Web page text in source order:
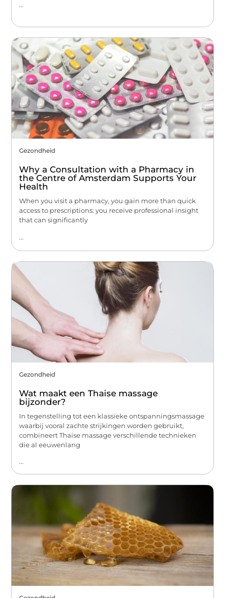
...
Gezondheid
Why a Consultation with a Pharmacy in
the Centre of Amsterdam Supports Your
Health
When you visit a pharmacy, you gain more than quick
access to prescriptions: you receive professional insight
that can significantly
...
Gezondheid
Wat maakt een Thaise massage
bijzonder?
In tegenstelling tot een klassieke ontspanningsmassage
waarbij vooral zachte strijkingen worden gebruikt,
combineert Thaise massage verschillende technieken
die al eeuwenlang
...